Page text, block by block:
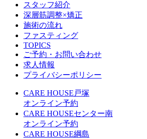
スタッフ紹介
深層筋調整×矯正
施術の流れ
ファスティング
TOPICS
ご予約・お問い合わせ
求人情報
プライバシーポリシー
CARE HOUSE戸塚
オンライン予約
CARE HOUSEセンター南
オンライン予約
CARE HOUSE綱島